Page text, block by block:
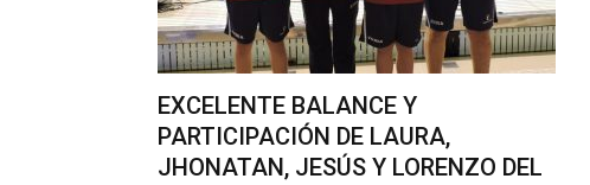
EXCELENTE BALANCE Y
PARTICIPACIÓN DE LAURA,
JHONATAN, JESÚS Y LORENZO DEL